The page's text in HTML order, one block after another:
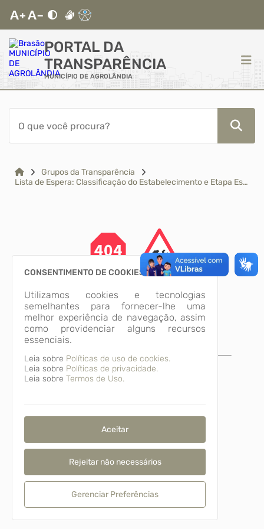
PORTAL DA
TRANSPARÊNCIA
MUNICÍPIO DE AGROLÂNDIA
ACESSO RÁPIDO
Acessibilidade
CidadãoGrupos da Transparência
Lista de Espera: Classificação do Estabelecimento e Etapa Escolar
A página não foi
encontrada!
Voltar para o início
CONSENTIMENTO DE COOKIES
Utilizamos cookies e tecnologias
semelhantes para fornecer-lhe uma
melhor experiência de navegação, assim
como providenciar alguns recursos
essenciais.
Leia sobre Políticas de uso de cookies.
Leia sobre Políticas de privacidade.
Leia sobre Termos de Uso.
Aceitar
Rejeitar não necessários
Gerenciar Preferências